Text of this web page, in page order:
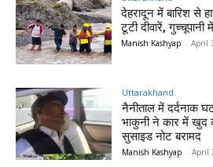
देहरादून में बारिश से
टूटी दीवारें,
Manish Kashyap - April
Uttarakhand
नैनीताल में दर्दनाक
भाकुनी ने कार में खुद
सुसाइड नोट बरामद
Manish Kashyap - April